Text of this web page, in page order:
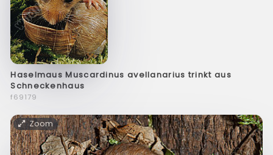
Haselmaus Muscardinus avellanarius trinkt aus
Schneckenhaus
f69179
Zoom